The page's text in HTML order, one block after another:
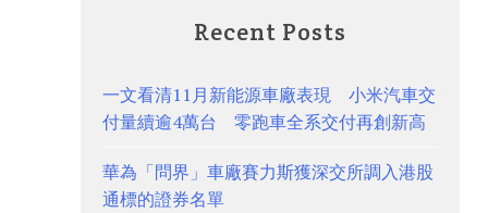
Recent Posts
一文看清11月新能源車廠表現 小米汽車交
付量續逾4萬台 零跑車全系交付再創新高
華為「問界」車廠賽力斯獲深交所調入港股
通標的證券名單